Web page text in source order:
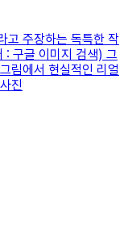
고 주장하는 독특한 작
: 구글 이미지 검색) 그
림에서 현실적인 리얼
진